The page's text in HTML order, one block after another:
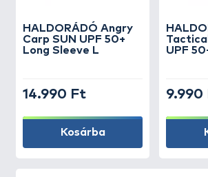
HALDORÁDÓ Angry
Carp SUN UPF 50+
Long Sleeve L
14.990 Ft
Kosárba
UPF
9.990